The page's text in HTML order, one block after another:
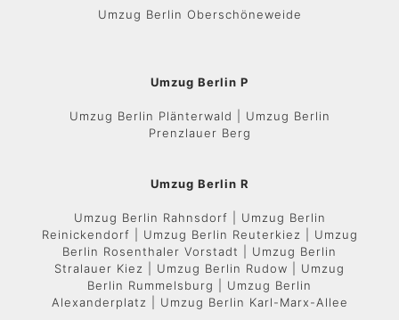
Umzug Berlin Oberschöneweide
Umzug Berlin P
Umzug Berlin Plänterwald | Umzug Berlin
Prenzlauer Berg
Umzug Berlin R
Umzug Berlin Rahnsdorf | Umzug Berlin
Reinickendorf | Umzug Berlin Reuterkiez | Umzug
Berlin Rosenthaler Vorstadt | Umzug Berlin
Stralauer Kiez | Umzug Berlin Rudow | Umzug
Berlin Rummelsburg | Umzug Berlin
Alexanderplatz | Umzug Berlin Karl-Marx-Allee